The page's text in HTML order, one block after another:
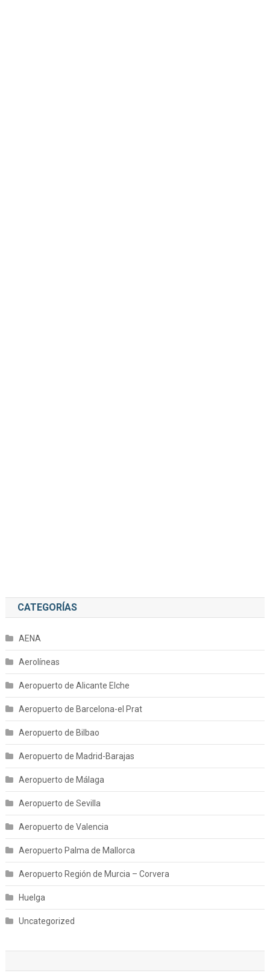
CATEGORÍAS
AENA
Aerolíneas
Aeropuerto de Alicante Elche
Aeropuerto de Barcelona-el Prat
Aeropuerto de Bilbao
Aeropuerto de Madrid-Barajas
Aeropuerto de Málaga
Aeropuerto de Sevilla
Aeropuerto de Valencia
Aeropuerto Palma de Mallorca
Aeropuerto Región de Murcia – Corvera
Huelga
Uncategorized